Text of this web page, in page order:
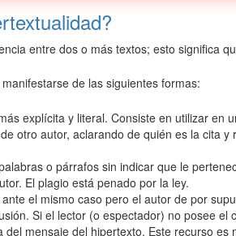
entre dos o más textos; esto significa
de las siguientes formas:
explícita y literal. Consiste en utilizar en
otro autor, aclarando de quién es la cita
o párrafos sin indicar que le
El plagio está penado por la ley.
el mismo caso pero el autor de por
Si el lector (o espectador) no posee el
del mensaje del hipertexto. Este recurso